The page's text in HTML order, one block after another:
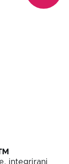
integrirani